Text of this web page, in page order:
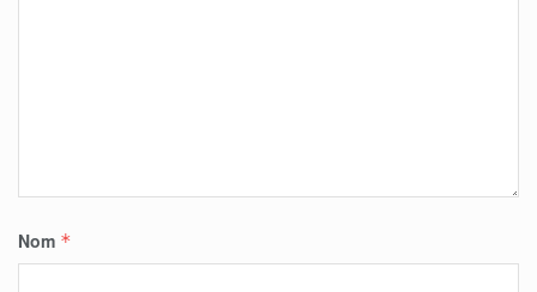
Nom *